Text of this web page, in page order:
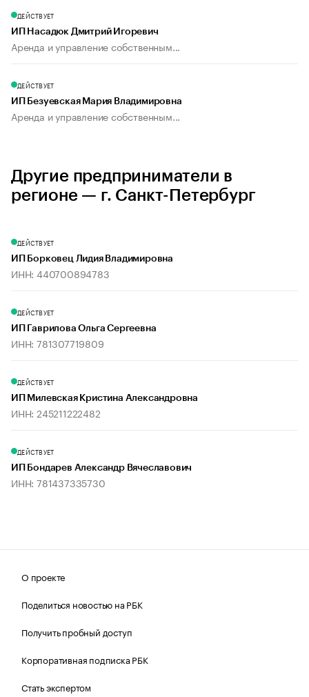
ДЕЙСТВУЕТ
ИП Насадюк Дмитрий Игоревич
Аренда и управление собственным...
ДЕЙСТВУЕТ
ИП Безуевская Мария Владимировна
Аренда и управление собственным...
Другие предприниматели в
регионе — г. Санкт-Петербург
ДЕЙСТВУЕТ
ИП Борковец Лидия Владимировна
ИНН: 440700894783
ДЕЙСТВУЕТ
ИП Гаврилова Ольга Сергеевна
ИНН: 781307719809
ДЕЙСТВУЕТ
ИП Милевская Кристина Александровна
ИНН: 245211222482
ДЕЙСТВУЕТ
ИП Бондарев Александр Вячеславович
ИНН: 781437335730
О проекте
Поделиться новостью на РБК
Получить пробный доступ
Корпоративная подписка РБК
Стать экспертом